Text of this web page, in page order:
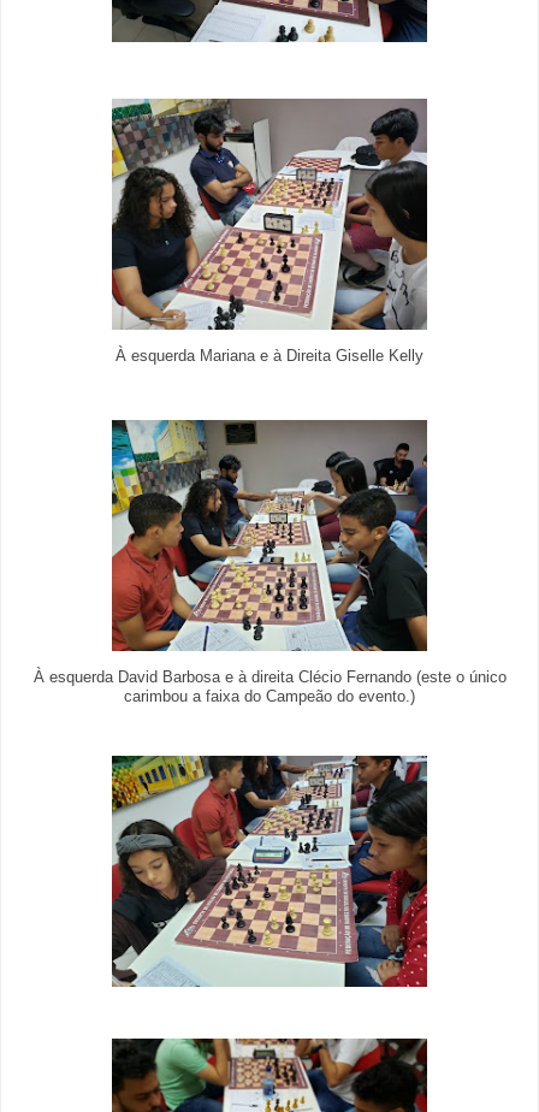
À esquerda Mariana e à Direita Giselle Kelly
À esquerda David Barbosa e à direita Clécio Fernando (este o único
carimbou a faixa do Campeão do evento.)